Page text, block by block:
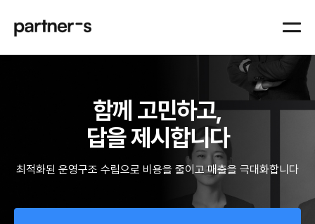
함께 고민하고,
답을 제시합니다
최적화된 운영구조 수립으로 비용을 줄이고 매출을 극대화합니다